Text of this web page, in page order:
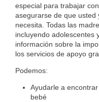
especial para trabajar
asegurarse de que usted
necesita. Todas las
incluyendo adolescentes
información sobre la
los servicios de apoyo
Podemos:
Ayudarle a
bebé